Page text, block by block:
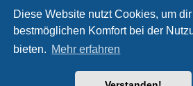
Diese Website nutzt Cookies, um
bestmöglichen Komfort bei der
bieten. Mehr erfahren
STATISTIK
Beiträge insgesamt41259• Themen insgesamt 1169•
neuestes Mitglied:
Powered byphpBB® Forum Software